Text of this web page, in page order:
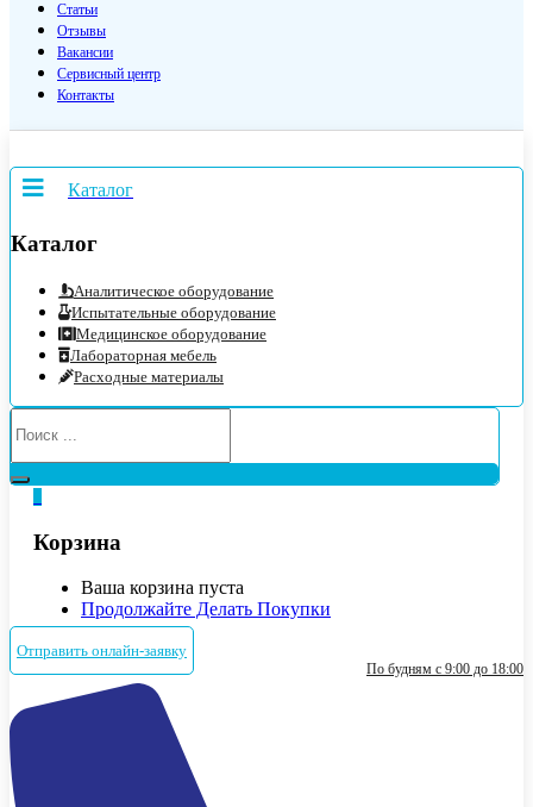
Статьи
Отзывы
Вакансии
Сервисный центр
Контакты
Каталог
Каталог
Аналитическое оборудование
Испытательные оборудование
Медицинское оборудование
Лабораторная мебель
Расходные материалы
Корзина
Ваша корзина пуста
Продолжайте Делать Покупки
Отправить онлайн-заявку
По будням с 9:00 до 18:00